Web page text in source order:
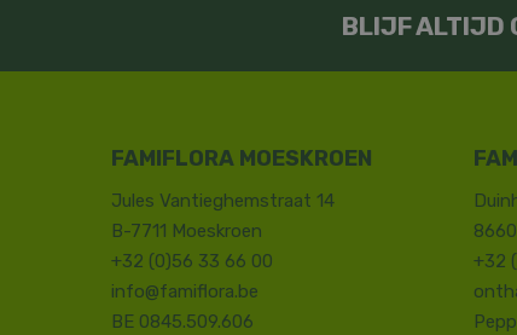
BLIJF ALTIJD
FAMIFLORA MOESKROEN
Jules Vantieghemstraat 14
B-7711 Moeskroen
+32 (0)56 33 66 00
info@famiflora.be
BE 0845.509.606
+32